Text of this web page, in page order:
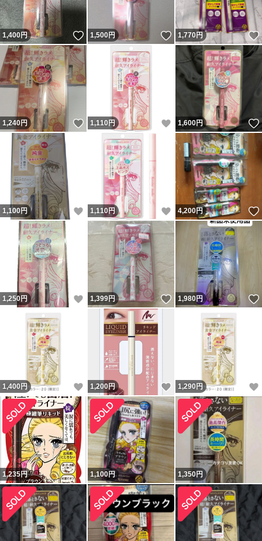
1,400円 いいね！
1,500円 いいね！
1,770円
1,240円 いいね！
1,110 円 いいね！
1,600円
1,100円 いいね！
1,110円 いいね！
4,200円
1,250円 いいね！
1,399円 いいね！
1,980円
1,400 円 いいね！
1,200円 いいね！
1,290 円
1,235円 1,100円 1,350円